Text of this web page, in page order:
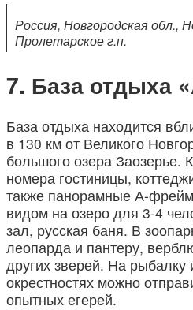
Россия, Новгородская обл.,
Пролетарское г.п.
База отдыха
База отдыха находится
в 130 км от Великого
большого озера Заозерье.
номера гостиницы,
также панорамные А-
видом на озеро для 3-4
зал, русская баня. В
леопарда и пантеру,
других зверей. На рыбалку
окрестностях можно
опытных егерей.